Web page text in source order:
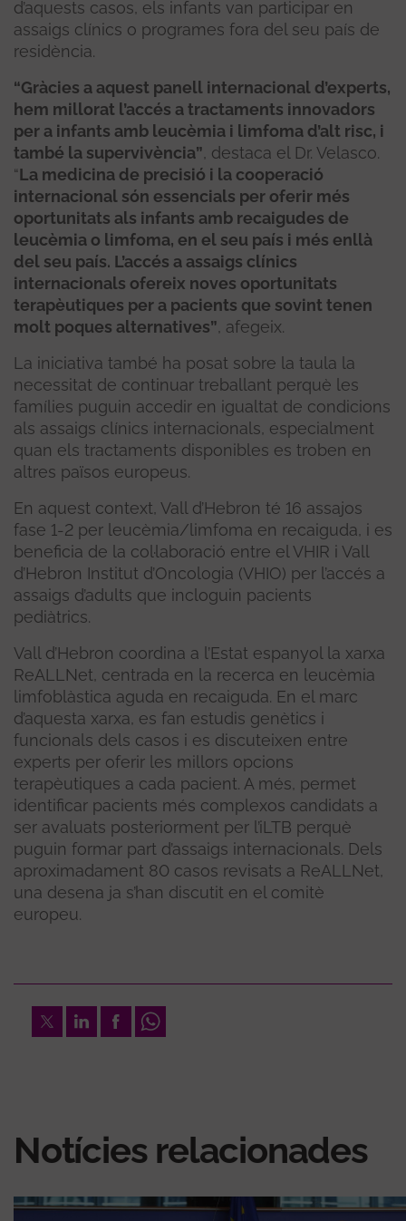
d’aquests casos, els infants van participar en
assaigs clínics o programes fora del seu país de
residència.
“Gràcies a aquest panell internacional d’experts,
hem millorat l’accés a tractaments innovadors
per a infants amb leucèmia i limfoma d’alt risc, i
també la supervivència”, destaca el Dr. Velasco.
“La medicina de precisió i la cooperació
internacional són essencials per oferir més
oportunitats als infants amb recaigudes de
leucèmia o limfoma, en el seu país i més enllà
del seu país. L’accés a assaigs clínics
internacionals ofereix noves oportunitats
terapèutiques per a pacients que sovint tenen
molt poques alternatives”, afegeix.
La iniciativa també ha posat sobre la taula la
necessitat de continuar treballant perquè les
famílies puguin accedir en igualtat de condicions
als assaigs clínics internacionals, especialment
quan els tractaments disponibles es troben en
altres països europeus.
En aquest context, Vall d’Hebron té 16 assajos
fase 1-2 per leucèmia/limfoma en recaiguda, i es
beneficia de la col·laboració entre el VHIR i Vall
d’Hebron Institut d’Oncologia (VHIO) per l’accés a
assaigs d’adults que incloguin pacients
pediàtrics.
Vall d’Hebron coordina a l’Estat espanyol la xarxa
ReALLNet, centrada en la recerca en leucèmia
limfoblàstica aguda en recaiguda. En el marc
d’aquesta xarxa, es fan estudis genètics i
funcionals dels casos i es discuteixen entre
experts per oferir les millors opcions
terapèutiques a cada pacient. A més, permet
identificar pacients més complexos candidats a
ser avaluats posteriorment per l’iLTB perquè
puguin formar part d’assaigs internacionals. Dels
aproximadament 80 casos revisats a ReALLNet,
una desena ja s’han discutit en el comitè
europeu.
TwitterLinkedInFacebookWhatsapp
Notícies relacionades